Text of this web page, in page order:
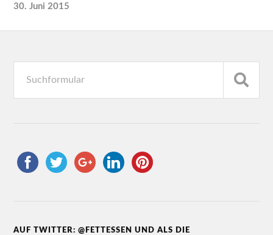
30. Juni 2015
AUF TWITTER: @FETTESSEN UND ALS DIE